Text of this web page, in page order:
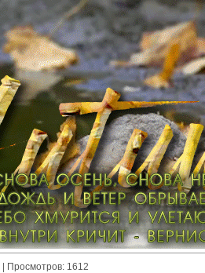
| Просмотров: 1612